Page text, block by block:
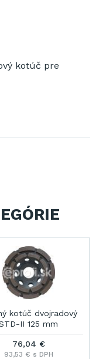
kotúč pre
kotúč dvojradový
II 125 mm
76,04 €
93,53 € s DPH